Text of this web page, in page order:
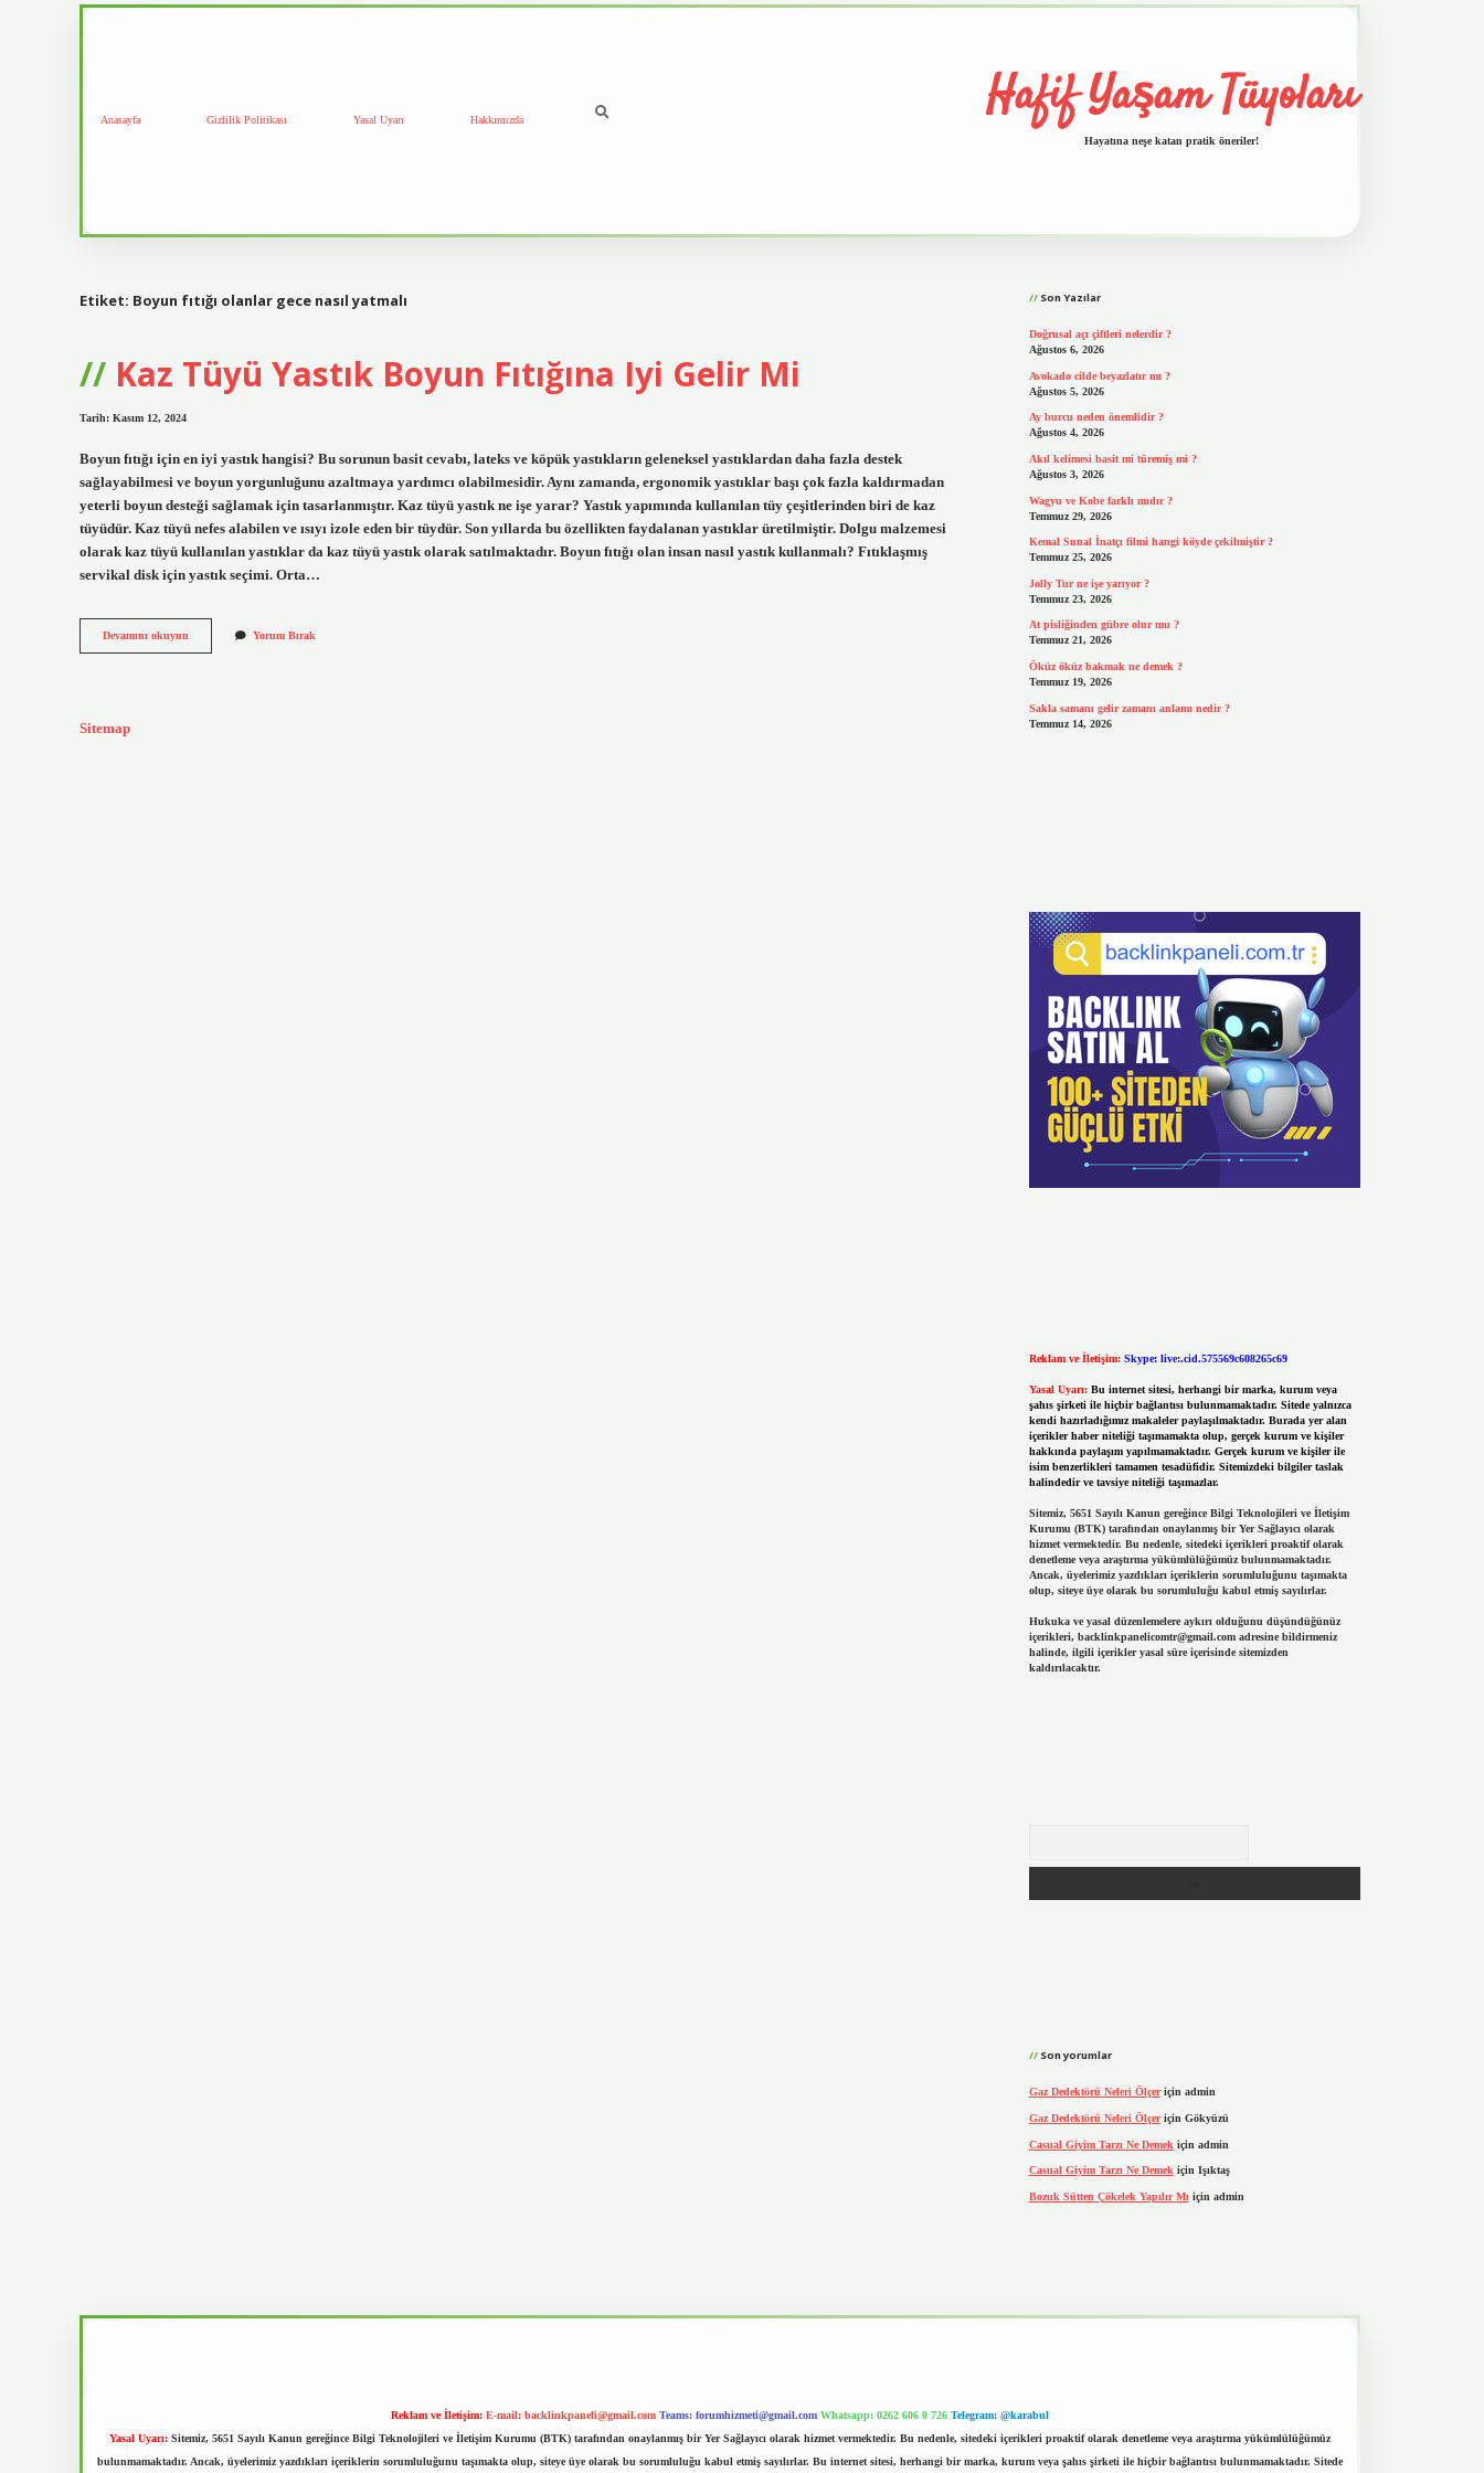
Anasayfa Gizlilik Politikası Yasal Uyarı Hakkımızda Hafif Yaşam Tüyoları
Hayatına neşe katan pratik öneriler!
Etiket: Boyun fıtığı olanlar gece nasıl yatmalı
Kaz Tüyü Yastık Boyun Fıtığına Iyi Gelir Mi
Tarih: Kasım 12, 2024
Boyun fıtığı için en iyi yastık hangisi? Bu sorunun basit cevabı, lateks ve köpük yastıkların geleneksel yastıklardan daha fazla destek
sağlayabilmesi ve boyun yorgunluğunu azaltmaya yardımcı olabilmesidir. Aynı zamanda, ergonomik yastıklar başı çok fazla kaldırmadan
yeterli boyun desteği sağlamak için tasarlanmıştır. Kaz tüyü yastık ne işe yarar? Yastık yapımında kullanılan tüy çeşitlerinden biri de kaz
tüyüdür. Kaz tüyü nefes alabilen ve ısıyı izole eden bir tüydür. Son yıllarda bu özellikten faydalanan yastıklar üretilmiştir. Dolgu malzemesi
olarak kaz tüyü kullanılan yastıklar da kaz tüyü yastık olarak satılmaktadır. Boyun fıtığı olan insan nasıl yastık kullanmalı? Fıtıklaşmış
servikal disk için yastık seçimi. Orta…
Devamını okuyun
Tüyü
Yorum Bırak
Sitemap
Son Yazılar
Doğrusal açı çiftleri nelerdir ?
Ağustos 6, 2026
Avokado cilde beyazlatır mı ?
Ağustos 5, 2026
Ay burcu neden önemlidir ?
Ağustos 4, 2026
Akıl kelimesi basit mi türemiş mi ?
Ağustos 3, 2026
Wagyu ve Kobe farklı mıdır ?
Temmuz 29, 2026
Kemal Sunal İnatçı filmi hangi köyde çekilmiştir ?
Temmuz 25, 2026
Jolly Tur ne işe yarıyor ?
Temmuz 23, 2026
At pisliğinden gübre olur mu ?
Temmuz 21, 2026
Öküz öküz bakmak ne demek ?
Temmuz 19, 2026
Sakla samanı gelir zamanı anlamı nedir ?
Temmuz 14, 2026
Reklam ve İletişim: Skype: live:.cid.575569c608265c69
Yasal Uyarı: Bu internet sitesi, herhangi bir marka, kurum veya
şahıs şirketi ile hiçbir bağlantısı bulunmamaktadır. Sitede yalnızca
kendi hazırladığımız makaleler paylaşılmaktadır. Burada yer alan
içerikler haber niteliği taşımamakta olup, gerçek kurum ve kişiler
hakkında paylaşım yapılmamaktadır. Gerçek kurum ve kişiler ile
isim benzerlikleri tamamen tesadüfidir. Sitemizdeki bilgiler taslak
halindedir ve tavsiye niteliği taşımazlar.
Sitemiz, 5651 Sayılı Kanun gereğince Bilgi Teknolojileri ve İletişim
Kurumu (BTK) tarafından onaylanmış bir Yer Sağlayıcı olarak
hizmet vermektedir. Bu nedenle, sitedeki içerikleri proaktif olarak
denetleme veya araştırma yükümlülüğümüz bulunmamaktadır.
Ancak, üyelerimiz yazdıkları içeriklerin sorumluluğunu taşımakta
olup, siteye üye olarak bu sorumluluğu kabul etmiş sayılırlar.
Hukuka ve yasal düzenlemelere aykırı olduğunu düşündüğünüz
içerikleri, backlinkpanelicomtr@gmail.comadresine bildirmeniz
halinde, ilgili içerikler yasal süre içerisinde sitemizden
kaldırılacaktır.
Son yorumlar
Gaz Dedektörü Neleri Ölçeriçin admin
Gaz Dedektörü Neleri Ölçeriçin Gökyüzü
Casual Giyim Tarzı Ne Demek için admin
Casual Giyim Tarzı Ne Demek için Işıktaş
Bozuk Sütten Çökelek Yapılır Mı için admin
Reklam ve İletişim: E-mail: backlinkpaneli@gmail.com Teams: forumhizmeti@gmail.com Whatsapp: 0262 606 0 726 Telegram: @karabul
Yasal Uyarı: Sitemiz, 5651 Sayılı Kanun gereğince Bilgi Teknolojileri ve İletişim Kurumu (BTK) tarafından onaylanmış bir Yer Sağlayıcı olarak hizmet vermektedir. Bu nedenle, sitedeki içerikleri proaktif olarak denetleme veya araştırma yükümlülüğümüz
bulunmamaktadır. Ancak, üyelerimiz yazdıkları içeriklerin sorumluluğunu taşımakta olup, siteye üye olarak bu sorumluluğu kabul etmiş sayılırlar. Bu internet sitesi, herhangi bir marka, kurum veya şahıs şirketi ile hiçbir bağlantısı bulunmamaktadır. Sitede